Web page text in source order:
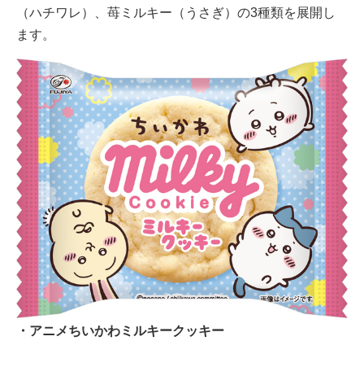
（ハチワレ）、苺ミルキー（うさぎ）の3種類を展開し
ます。
・アニメちいかわミルキークッキー